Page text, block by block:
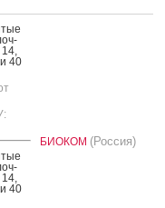
14,
40
14,
40
БИОКОМ (Россия)